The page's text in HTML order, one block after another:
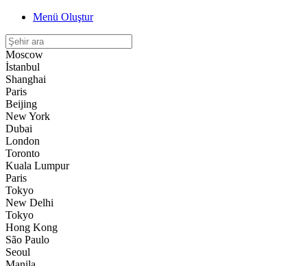
Menü Oluştur
Moscow
İstanbul
Shanghai
Paris
Beijing
New York
Dubai
London
Toronto
Kuala Lumpur
Paris
Tokyo
New Delhi
Tokyo
Hong Kong
São Paulo
Seoul